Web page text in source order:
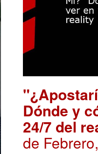
Dónde y
24/7 del
de